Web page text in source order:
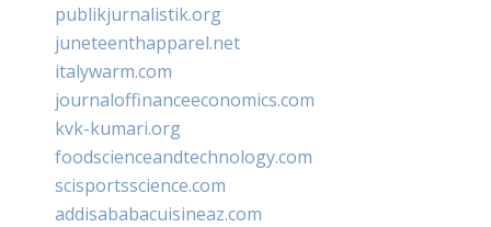
publikjurnalistik.org
juneteenthapparel.net
italywarm.com
journaloffinanceeconomics.com
kvk-kumari.org
foodscienceandtechnology.com
scisportsscience.com
addisababacuisineaz.com